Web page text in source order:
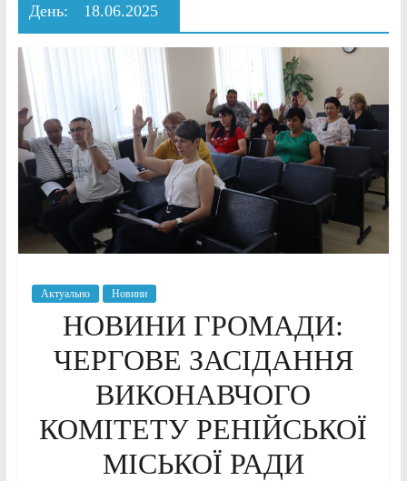
День: 18.06.2025
Актуально Новини
НОВИНИ ГРОМАДИ:
ЧЕРГОВЕ ЗАСІДАННЯ
ВИКОНАВЧОГО
КОМІТЕТУ РЕНІЙСЬКОЇ
МІСЬКОЇ РАДИ